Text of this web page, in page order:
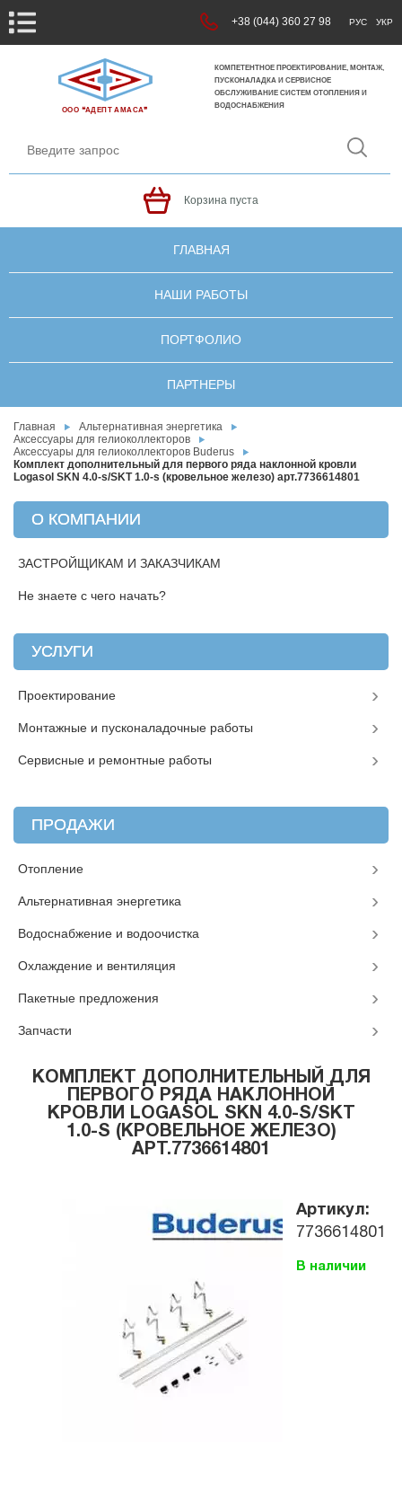
+38 (044) 360 27 98 РУС УКР
ООО ❝АДЕПТ АМАСА❞
КОМПЕТЕНТНОЕ ПРОЕКТИРОВАНИЕ, МОНТАЖ,
ПУСКОНАЛАДКА И СЕРВИСНОЕ
ОБСЛУЖИВАНИЕ СИСТЕМ ОТОПЛЕНИЯ И
ВОДОСНАБЖЕНИЯ
Корзина пуста
ГЛАВНАЯ
НАШИ РАБОТЫ
ПОРТФОЛИО
ПАРТНЕРЫ
Главная
Альтернативная энергетика
Аксессуары для гелиоколлекторов
Аксессуары для гелиоколлекторов Buderus
Комплект дополнительный для первого ряда наклонной кровли
Logasol SKN 4.0-s/SKT 1.0-s (кровельное железо) арт.7736614801
КОМПЛЕКТ ДОПОЛНИТЕЛЬНЫЙ ДЛЯ
ПЕРВОГО РЯДА НАКЛОННОЙ
КРОВЛИ LOGASOL SKN 4.0-S/SKT
1.0-S (КРОВЕЛЬНОЕ ЖЕЛЕЗО)
АРТ.7736614801
Артикул:
7736614801
В наличии
О КОМПАНИИ
ЗАСТРОЙЩИКАМ И ЗАКАЗЧИКАМ
Не знаете с чего начать?
УСЛУГИ
Проектирование
Монтажные и пусконаладочные работы
Сервисные и ремонтные работы
ПРОДАЖИ
Отопление
Альтернативная энергетика
Водоснабжение и водоочистка
Охлаждение и вентиляция
Пакетные предложения
Запчасти